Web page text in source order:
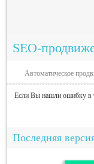
SEO-
Автоматическое
Если Вы нашли ошибку в
Последняя